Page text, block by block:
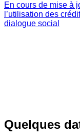
En cours de mise à
l’utilisation des
dialogue social
Quelques